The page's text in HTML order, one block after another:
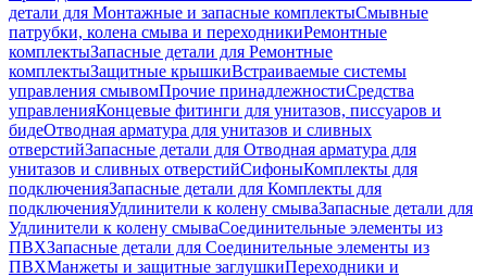
детали для Монтажные и запасные комплектыСмывные
патрубки, колена смыва и переходникиРемонтные
комплектыЗапасные детали для Ремонтные
комплектыЗащитные крышкиВстраиваемые системы
управления смывомПрочие принадлежностиСредства
управленияКонцевые фитинги для унитазов, писсуаров и
бидеОтводная арматура для унитазов и сливных
отверстийЗапасные детали для Отводная арматура для
унитазов и сливных отверстийСифоныКомплекты для
подключенияЗапасные детали для Комплекты для
подключенияУдлинители к колену смываЗапасные детали для
Удлинители к колену смываСоединительные элементы из
ПВХЗапасные детали для Соединительные элементы из
ПВХМанжеты и защитные заглушкиПереходники и